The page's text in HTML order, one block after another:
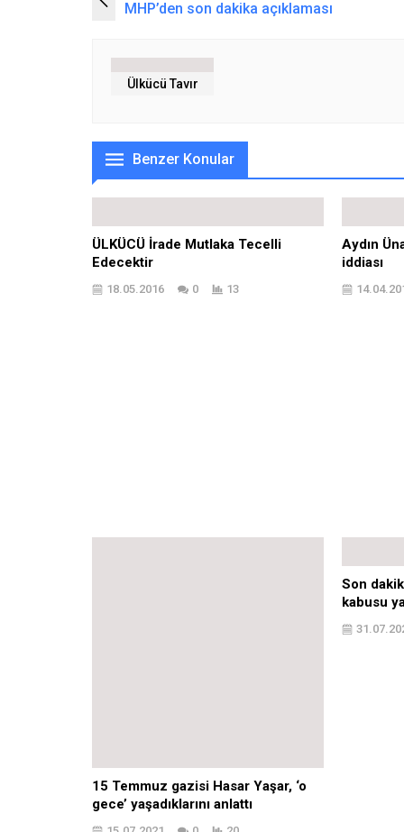
MHP’den son dakika açıklaması
Ülkücü Tavır
Benzer Konular
ÜLKÜCÜ İrade Mutlaka Tecelli
Edecektir
18.05.2016 0 13
Aydın
iddiası
Ziyaretçi Yorumları - 0 Yorum